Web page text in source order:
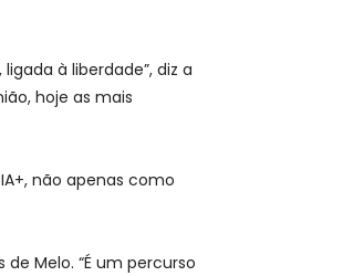
à liberdade”, diz a
hoje as mais
não apenas como
Melo. “É um percurso